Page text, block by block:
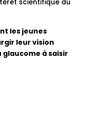
scientifique du
les jeunes
leur vision
à saisir